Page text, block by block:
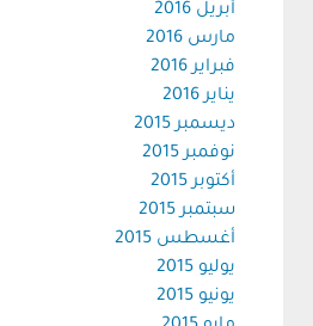
أبريل 2016
مارس 2016
فبراير 2016
يناير 2016
ديسمبر 2015
نوفمبر 2015
أكتوبر 2015
سبتمبر 2015
أغسطس 2015
يوليو 2015
يونيو 2015